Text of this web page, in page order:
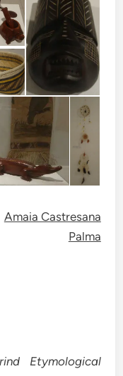
Amaia Castresana
Palma
Etymological